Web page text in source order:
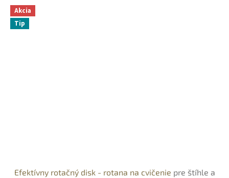
Akcia
Tip
Efektívny rotačný disk - rotana na cvičenie pre štíhle a